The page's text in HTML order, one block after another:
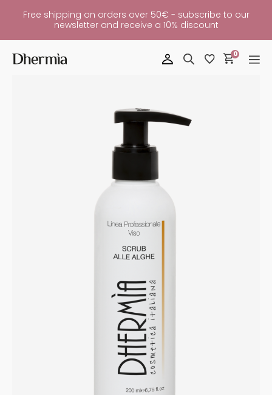
Free shipping on orders over 50€ - subscribe to our
newsletter and receive a 10% discount
0